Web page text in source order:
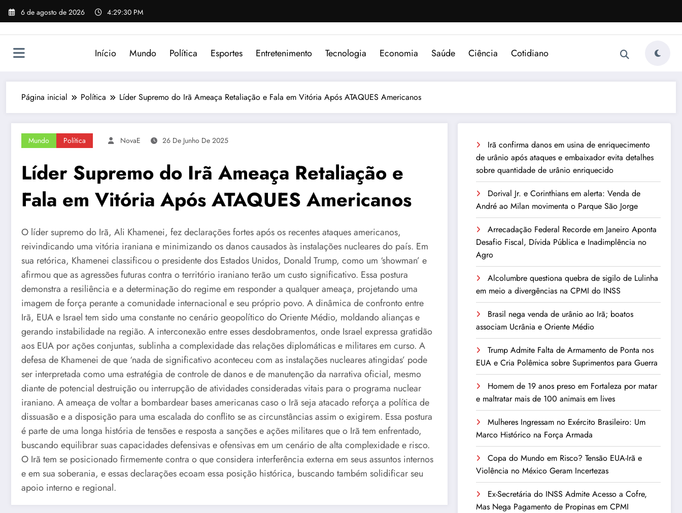
Pular
para
6 de agosto de 2026 4:29:30 PM
Início Mundo Política Esportes Entretenimento Tecnologia Economia Saúde Ciência Cotidiano
Página inicial Política Líder Supremo do Irã Ameaça Retaliação e Fala em Vitória Após ATAQUES Americanos
Mundo Política NovaE 26 De Junho De 2025
Líder Supremo do Irã Ameaça Retaliação e
Fala em Vitória Após ATAQUES Americanos
O líder supremo do Irã, Ali Khamenei, fez declarações fortes após os recentes ataques americanos,
reivindicando uma vitória iraniana e minimizando os danos causados às instalações nucleares do país. Em
sua retórica, Khamenei classificou o presidente dos Estados Unidos, Donald Trump, como um ‘showman’ e
afirmou que as agressões futuras contra o território iraniano terão um custo significativo. Essa postura
demonstra a resiliência e a determinação do regime em responder a qualquer ameaça, projetando uma
imagem de força perante a comunidade internacional e seu próprio povo. A dinâmica de confronto entre
Irã, EUA e Israel tem sido uma constante no cenário geopolítico do Oriente Médio, moldando alianças e
gerando instabilidade na região. A interconexão entre esses desdobramentos, onde Israel expressa gratidão
aos EUA por ações conjuntas, sublinha a complexidade das relações diplomáticas e militares em curso. A
defesa de Khamenei de que ‘nada de significativo aconteceu com as instalações nucleares atingidas’ pode
ser interpretada como uma estratégia de controle de danos e de manutenção da narrativa oficial, mesmo
diante de potencial destruição ou interrupção de atividades consideradas vitais para o programa nuclear
iraniano. A ameaça de voltar a bombardear bases americanas caso o Irã seja atacado reforça a política de
dissuasão e a disposição para uma escalada do conflito se as circunstâncias assim o exigirem. Essa postura
é parte de uma longa história de tensões e resposta a sanções e ações militares que o Irã tem enfrentado,
buscando equilibrar suas capacidades defensivas e ofensivas em um cenário de alta complexidade e risco.
O Irã tem se posicionado firmemente contra o que considera interferência externa em seus assuntos internos
e em sua soberania, e essas declarações ecoam essa posição histórica, buscando também solidificar seu
apoio interno e regional.
Irã confirma danos em usina de enriquecimento
de urânio após ataques e embaixador evita detalhes
sobre quantidade de urânio enriquecido
Dorival Jr. e Corinthians em alerta: Venda de
André ao Milan movimenta o Parque São Jorge
Arrecadação Federal Recorde em Janeiro Aponta
Desafio Fiscal, Dívida Pública e Inadimplência no
Agro
Alcolumbre questiona quebra de sigilo de Lulinha
em meio a divergências na CPMI do INSS
Brasil nega venda de urânio ao Irã; boatos
associam Ucrânia e Oriente Médio
Trump Admite Falta de Armamento de Ponta nos
EUA e Cria Polêmica sobre Suprimentos para Guerra
Homem de 19 anos preso em Fortaleza por matar
e maltratar mais de 100 animais em lives
Mulheres Ingressam no Exército Brasileiro: Um
Marco Histórico na Força Armada
Copa do Mundo em Risco? Tensão EUA-Irã e
Violência no México Geram Incertezas
Ex-Secretária do INSS Admite Acesso a Cofre,
Mas Nega Pagamento de Propinas em CPMI